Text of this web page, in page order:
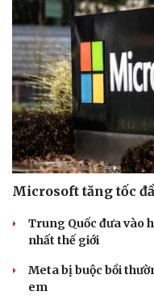
Dinh dưỡng - món ngon
Cây thuốc
Sản phụ khoa
Microsoft tăng tốc
Trung Quốc đưa vào
nhất thế giới
Meta bị buộc bồi
em